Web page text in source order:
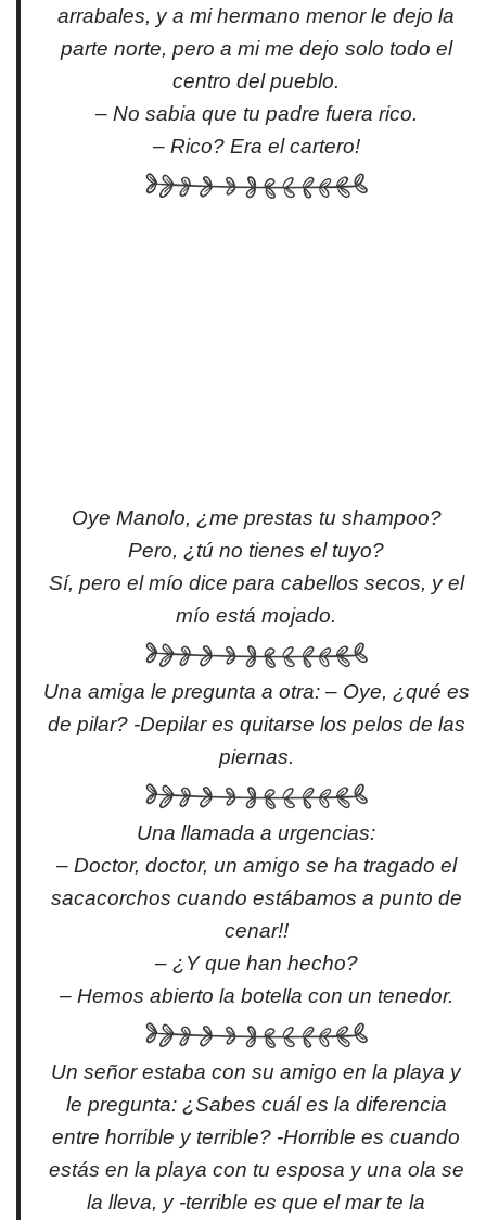
arrabales, y a mi hermano menor le dejo la
parte norte, pero a mi me dejo solo todo el
centro del pueblo.
– No sabia que tu padre fuera rico.
– Rico? Era el cartero!
Oye Manolo, ¿me prestas tu shampoo?
Pero, ¿tú no tienes el tuyo?
Sí, pero el mío dice para cabellos secos, y el
mío está mojado.
Una amiga le pregunta a otra: – Oye, ¿qué es
de pilar? -Depilar es quitarse los pelos de las
piernas.
Una llamada a urgencias:
– Doctor, doctor, un amigo se ha tragado el
sacacorchos cuando estábamos a punto de
cenar!!
– ¿Y que han hecho?
– Hemos abierto la botella con un tenedor.
Un señor estaba con su amigo en la playa y
le pregunta: ¿Sabes cuál es la diferencia
entre horrible y terrible? -Horrible es cuando
estás en la playa con tu esposa y una ola se
la lleva, y -terrible es que el mar te la